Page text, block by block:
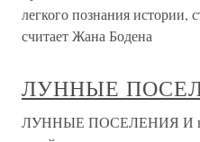
легкого познания
считает Жана Бодена
ЛУННЫЕ
ЛУННЫЕ ПОСЕЛЕНИЯ И